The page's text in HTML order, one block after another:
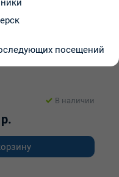
№30
В наличии
посещений